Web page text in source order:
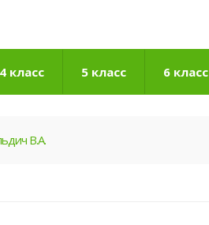
4 класс 5 класс 6 класс
В.А.